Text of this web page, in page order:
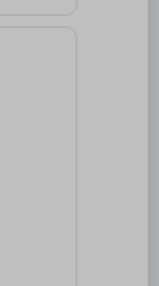
230 V /